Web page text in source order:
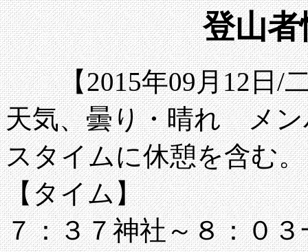
登山者
【2015年09月12日/
天気、曇り・晴れ メ
スタイムに休憩を含む。
【タイム】
７：３７神社～８：０